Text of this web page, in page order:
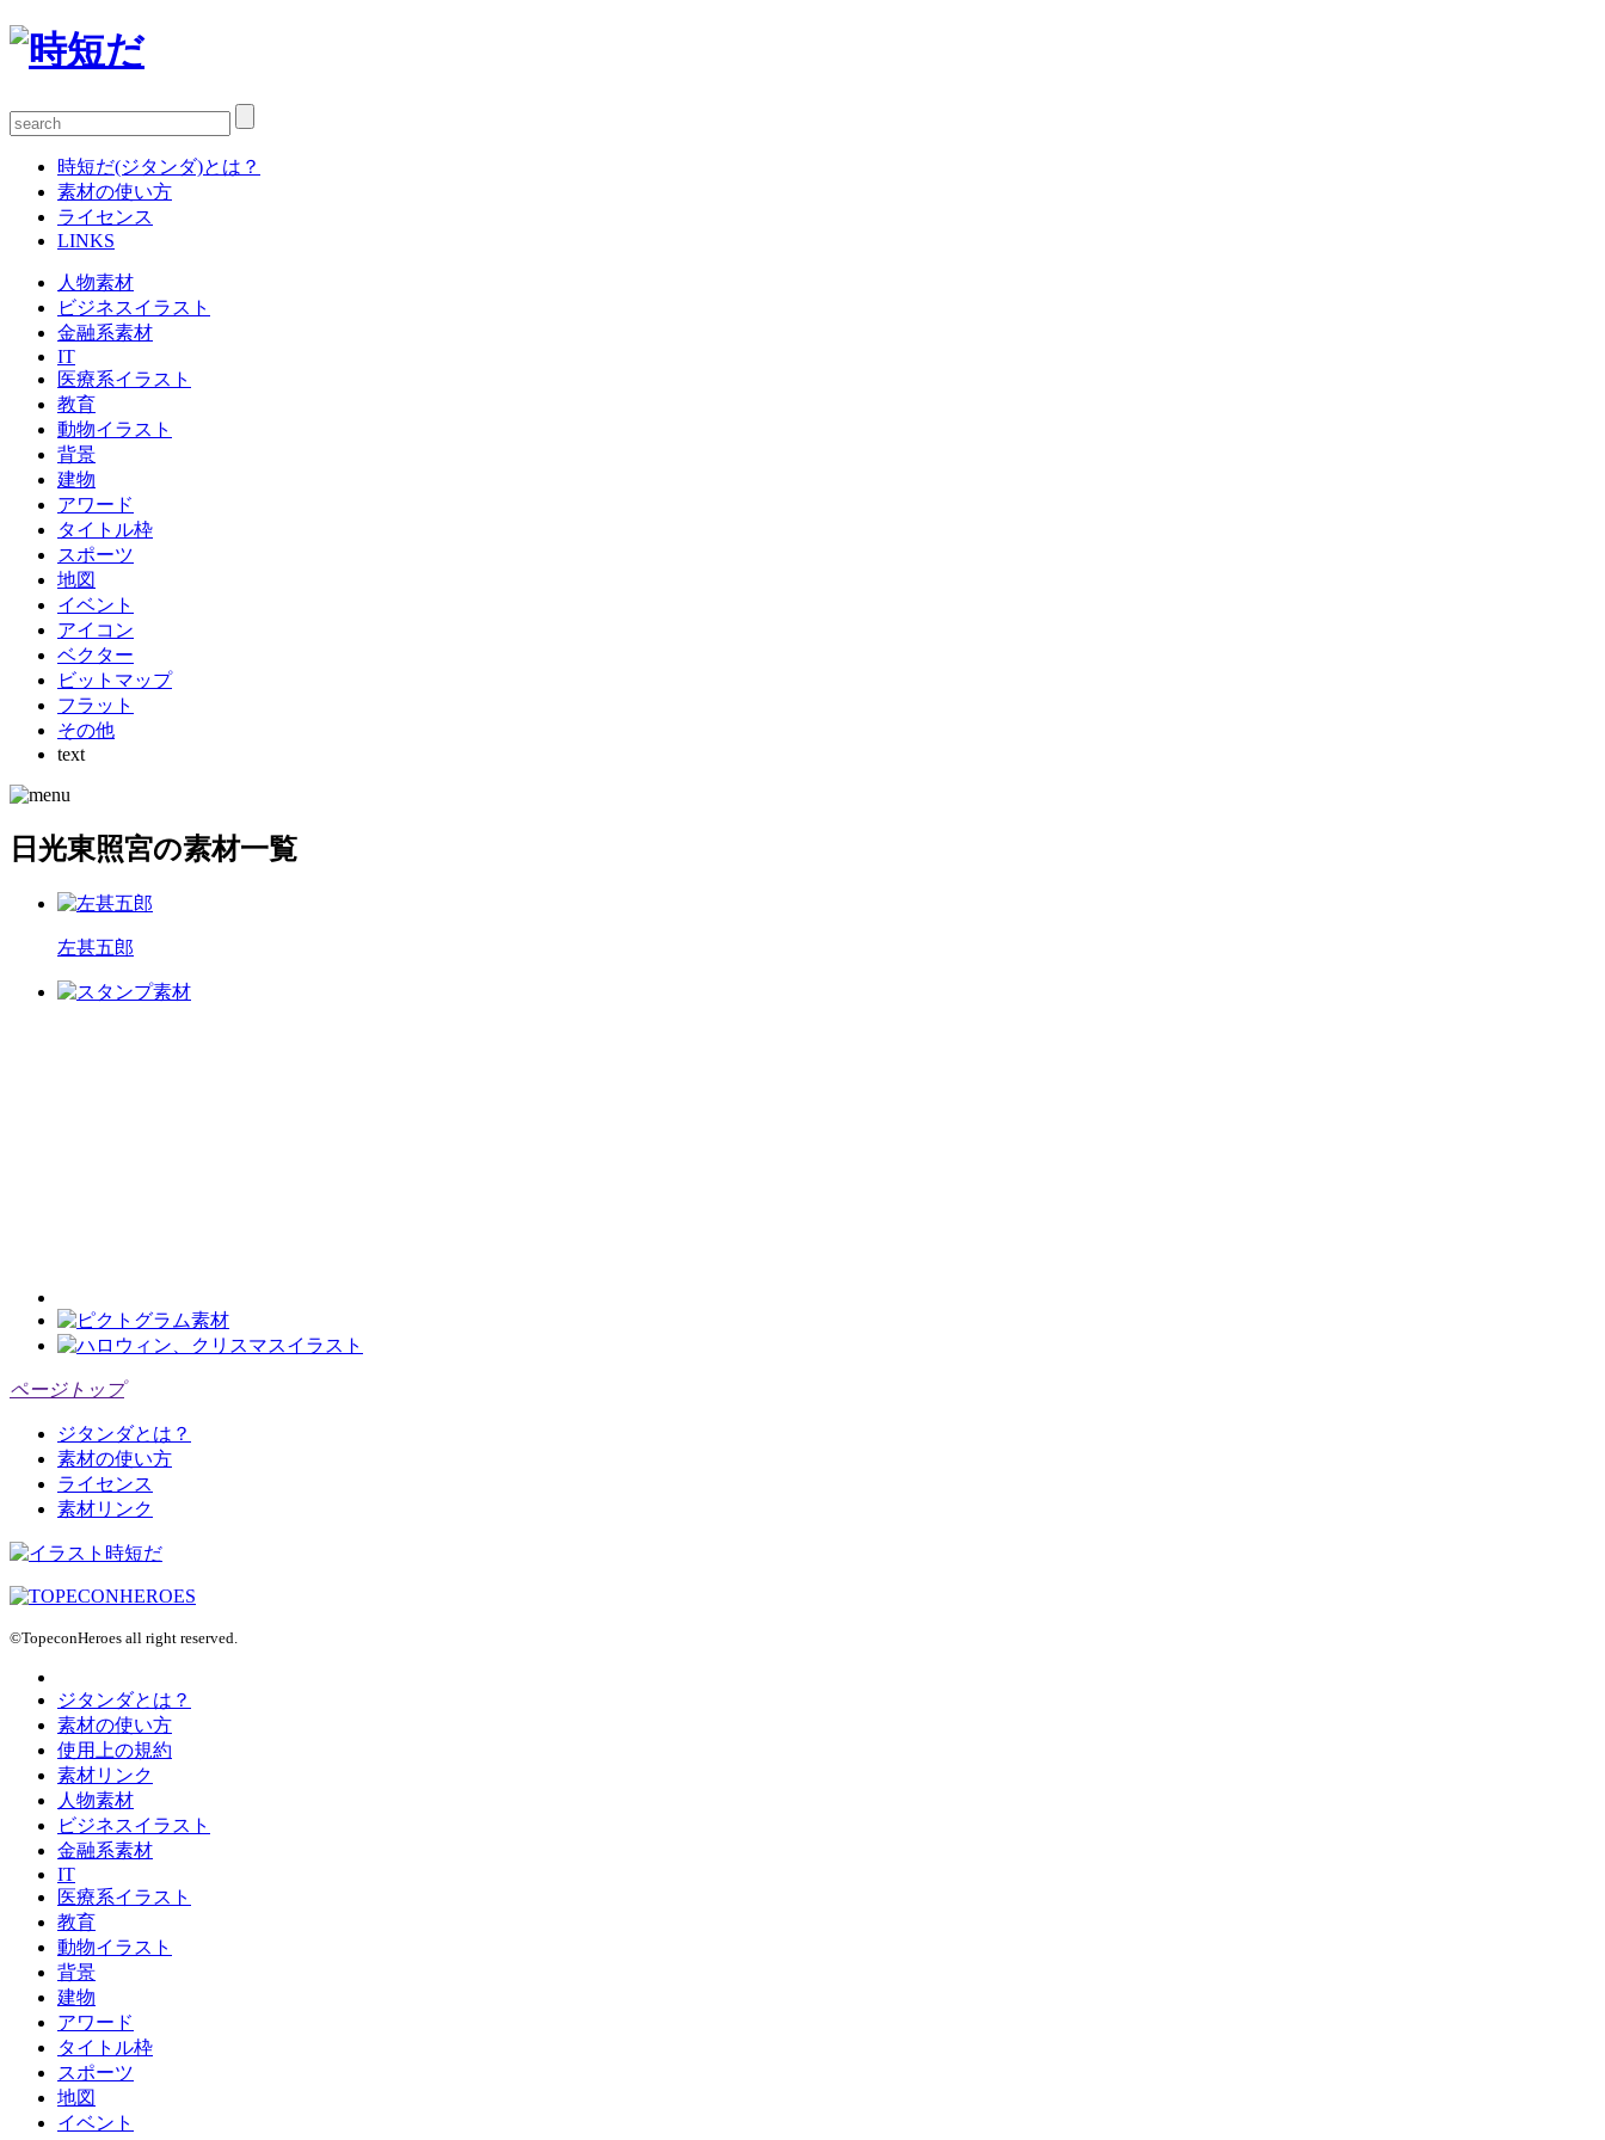
時短だ(ジタンダ)とは？
素材の使い方
ライセンス
LINKS
人物素材
ビジネスイラスト
金融系素材
IT
医療系イラスト
教育
動物イラスト
背景
建物
アワード
タイトル枠
スポーツ
地図
イベント
アイコン
ベクター
ビットマップ
フラット
その他
text
日光東照宮の素材一覧
左甚五郎
ページトップ
ジタンダとは？
素材の使い方
ライセンス
素材リンク
©TopeconHeroes all right reserved.
ジタンダとは？
素材の使い方
使用上の規約
素材リンク
人物素材
ビジネスイラスト
金融系素材
IT
医療系イラスト
教育
動物イラスト
背景
建物
アワード
タイトル枠
スポーツ
地図
イベント